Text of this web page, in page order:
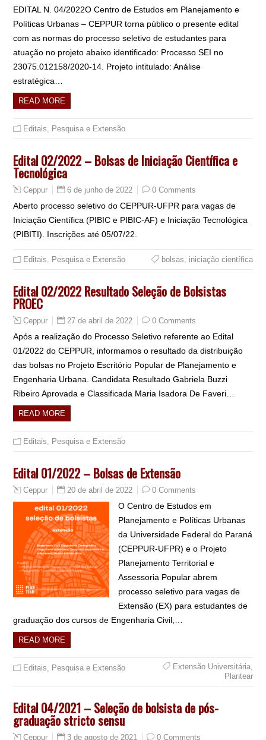
EDITAL N. 04/2022O Centro de Estudos em Planejamento e
Políticas Urbanas – CEPPUR torna público o presente edital
com as normas do processo seletivo de estudantes para
atuação no projeto abaixo identificado: Processo SEI no
23075.012158/2020-14. Projeto intitulado: Análise
estratégica…
READ MORE
Editais, Pesquisa e Extensão
Edital 02/2022 – Bolsas de Iniciação Científica e
Tecnológica
Ceppur 6 de junho de 2022 0 Comments
Aberto processo seletivo do CEPPUR-UFPR para vagas de
Iniciação Científica (PIBIC e PIBIC-AF) e Iniciação Tecnológica
(PIBITI). Inscrições até 05/07/22.
Editais, Pesquisa e Extensão bolsas, iniciação científica
Edital 02/2022 Resultado Seleção de Bolsistas
PROEC
Ceppur 27 de abril de 2022 0 Comments
Após a realização do Processo Seletivo referente ao Edital
01/2022 do CEPPUR, informamos o resultado da distribuição
das bolsas no Projeto Escritório Popular de Planejamento e
Engenharia Urbana. Candidata Resultado Gabriela Buzzi
Ribeiro Aprovada e Classificada Maria Isadora De Faveri…
READ MORE
Editais, Pesquisa e Extensão
Edital 01/2022 – Bolsas de Extensão
Ceppur 20 de abril de 2022 0 Comments
O Centro de Estudos em
Planejamento e Políticas Urbanas
da Universidade Federal do Paraná
(CEPPUR-UFPR) e o Projeto
Planejamento Territorial e
Assessoria Popular abrem
processo seletivo para vagas de
Extensão (EX) para estudantes de
graduação dos cursos de Engenharia Civil,…
READ MORE
Editais, Pesquisa e Extensão Extensão Universitária,
Plantear
Edital 04/2021 – Seleção de bolsista de pós-
graduação stricto sensu
Ceppur 3 de agosto de 2021 0 Comments